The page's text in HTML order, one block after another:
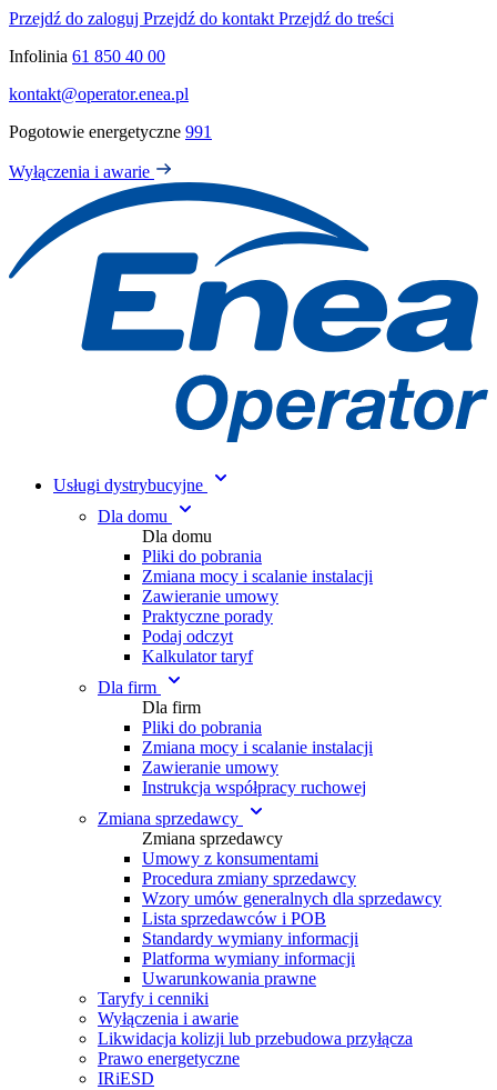
Przejdź do zaloguj Przejdź do kontakt Przejdź do treści
Infolinia 61 850 40 00
kontakt@operator.enea.pl
Pogotowie energetyczne 991
Wyłączenia i awarie
Usługi dystrybucyjne
Dla domu
Dla domu
Pliki do pobrania
Zmiana mocy i scalanie instalacji
Zawieranie umowy
Praktyczne porady
Podaj odczyt
Kalkulator taryf
Dla firm
Dla firm
Pliki do pobrania
Zmiana mocy i scalanie instalacji
Zawieranie umowy
Instrukcja współpracy ruchowej
Zmiana sprzedawcy
Zmiana sprzedawcy
Umowy z konsumentami
Procedura zmiany sprzedawcy
Wzory umów generalnych dla sprzedawcy
Lista sprzedawców i POB
Standardy wymiany informacji
Platforma wymiany informacji
Uwarunkowania prawne
Taryfy i cenniki
Wyłączenia i awarie
Likwidacja kolizji lub przebudowa przyłącza
Prawo energetyczne
IRiESD